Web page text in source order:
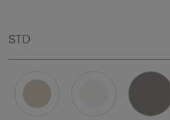
STD